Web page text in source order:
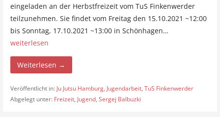
eingeladen an der Herbstfreizeit vom TuS Finkenwerder
teilzunehmen. Sie findet vom Freitag den 15.10.2021 ~12:00
bis Sonntag, 17.10.2021 ~13:00 in Schönhagen…
weiterlesen
Weiterlesen →
Veröffentlicht in: Ju Jutsu Hamburg, Jugendarbeit, TuS Finkenwerder
Abgelegt unter: Freizeit, Jugend, Sergej Balbuzki